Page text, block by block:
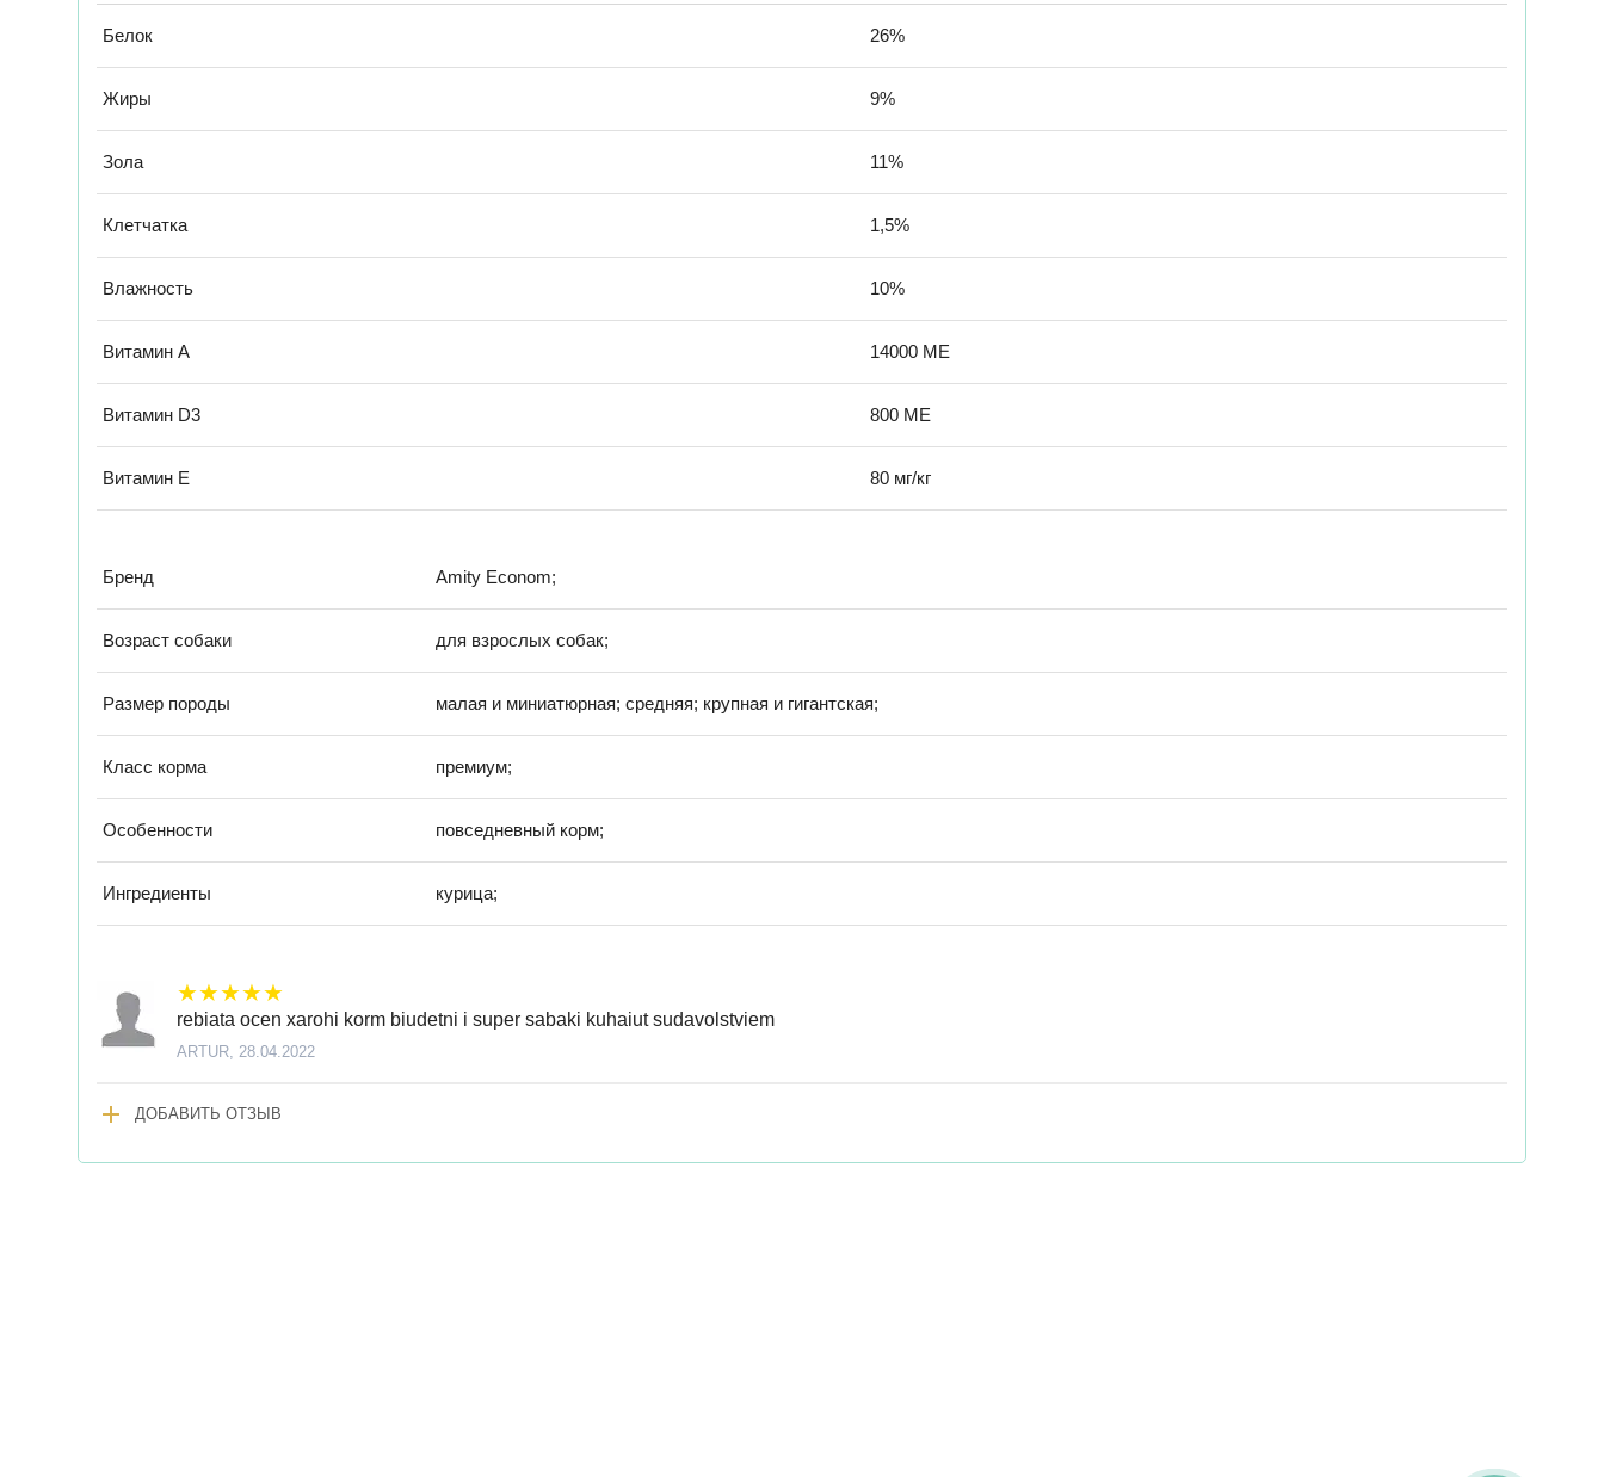
Белок 26%
Жиры 9%
Зола 11%
Клетчатка 1,5%
Влажность 10%
Витамин А 14000 МЕ
Витамин D3 800 МЕ
Витамин Е 80 мг/кг
Бренд Amity Econom;
Возраст собаки для взрослых собак;
Размер породы малая и миниатюрная; средняя; крупная и гигантская;
Класс корма премиум;
Особенности повседневный корм;
Ингредиенты курица;
rebiata ocen xarohi korm biudetni i super sabaki kuhaiut sudavolstviem
ARTUR, 28.04.2022
add ДОБАВИТЬ ОТЗЫВ